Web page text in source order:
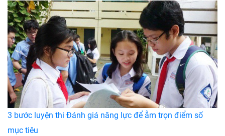
3 bước luyện thi Đánh giá năng lực để ẵm trọn điểm số
mục tiêu